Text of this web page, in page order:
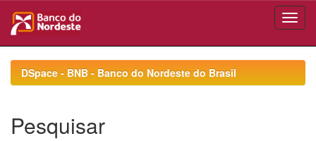
navigationDSpace - BNB - Banco do Nordeste do Brasil
Pesquisar